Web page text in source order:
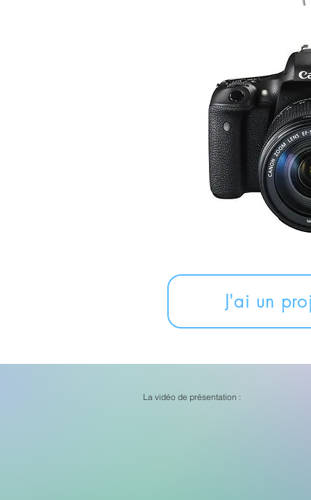
J'ai un
La vidéo de présentation :